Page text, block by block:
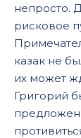
непросто.
рисковое
казак не
их может
Григорий